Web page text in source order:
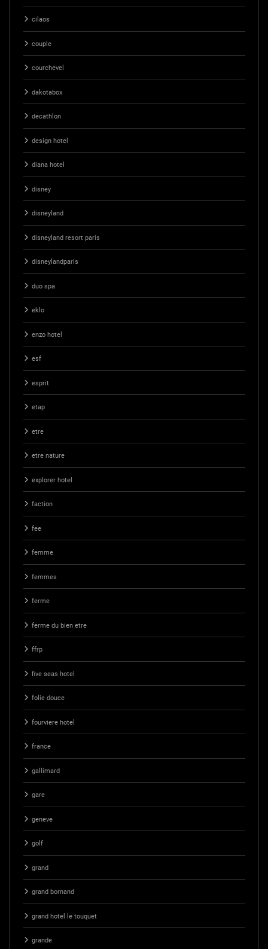
cilaos
couple
courchevel
dakotabox
decathlon
design hotel
diana hotel
disney
disneyland
disneyland resort paris
disneylandparis
duo spa
eklo
enzo hotel
esf
esprit
etap
etre
etre nature
explorer hotel
faction
fee
femme
femmes
ferme
ferme du bien etre
ffrp
five seas hotel
folie douce
fourviere hotel
france
gallimard
gare
geneve
golf
grand
grand bornand
grand hotel le touquet
grande